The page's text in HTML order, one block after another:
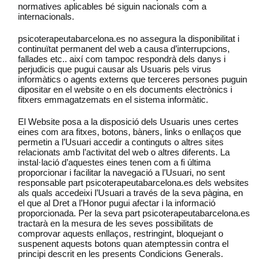
normatives aplicables bé siguin nacionals com a
internacionals.
psicoterapeutabarcelona.es no assegura la disponibilitat i
continuïtat permanent del web a causa d’interrupcions,
fallades etc.. així com tampoc respondrà dels danys i
perjudicis que pugui causar als Usuaris pels virus
informàtics o agents externs que terceres persones puguin
dipositar en el website o en els documents electrònics i
fitxers emmagatzemats en el sistema informàtic.
El Website posa a la disposició dels Usuaris unes certes
eines com ara fitxes, botons, bàners, links o enllaços que
permetin a l’Usuari accedir a continguts o altres sites
relacionats amb l’activitat del web o altres diferents. La
instal·lació d’aquestes eines tenen com a fi última
proporcionar i facilitar la navegació a l’Usuari, no sent
responsable part psicoterapeutabarcelona.es dels websites
als quals accedeixi l’Usuari a través de la seva pàgina, en
el que al Dret a l’Honor pugui afectar i la informació
proporcionada. Per la seva part psicoterapeutabarcelona.es
tractarà en la mesura de les seves possibilitats de
comprovar aquests enllaços, restringint, bloquejant o
suspenent aquests botons quan atemptessin contra el
principi descrit en les presents Condicions Generals.